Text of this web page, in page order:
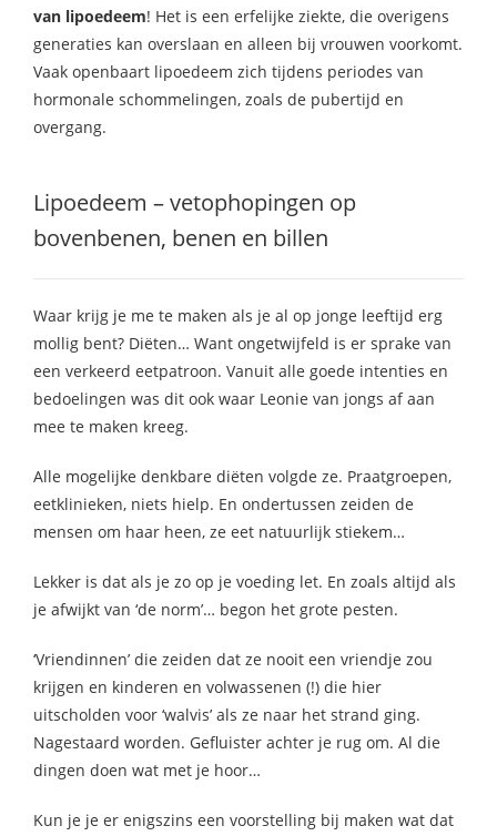
van lipoedeem! Het is een erfelijke ziekte, die overigens
generaties kan overslaan en alleen bij vrouwen voorkomt.
Vaak openbaart lipoedeem zich tijdens periodes van
hormonale schommelingen, zoals de pubertijd en
overgang.
Lipoedeem – vetophopingen op
bovenbenen, benen en billen
Waar krijg je me te maken als je al op jonge leeftijd erg
mollig bent? Diëten… Want ongetwijfeld is er sprake van
een verkeerd eetpatroon. Vanuit alle goede intenties en
bedoelingen was dit ook waar Leonie van jongs af aan
mee te maken kreeg.
Alle mogelijke denkbare diëten volgde ze. Praatgroepen,
eetklinieken, niets hielp. En ondertussen zeiden de
mensen om haar heen, ze eet natuurlijk stiekem…
Lekker is dat als je zo op je voeding let. En zoals altijd als
je afwijkt van ‘de norm’… begon het grote pesten.
‘Vriendinnen’ die zeiden dat ze nooit een vriendje zou
krijgen en kinderen en volwassenen (!) die hier
uitscholden voor ‘walvis’ als ze naar het strand ging.
Nagestaard worden. Gefluister achter je rug om. Al die
dingen doen wat met je hoor…
Kun je je er enigszins een voorstelling bij maken wat dat